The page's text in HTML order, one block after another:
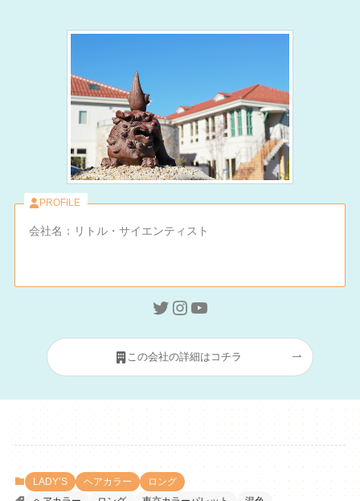
PROFILE
会社名：リトル・サイエンティスト
Twitter
Instagram
YouTube
この会社の詳細はコチラ
LADY’S ヘアカラー
ロング